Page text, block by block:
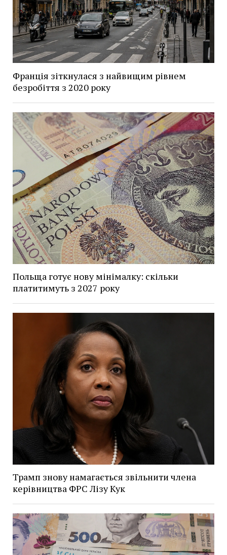
Франція зіткнулася з найвищим рівнем
безробіття з 2020 року
Польща готує нову мінімалку: скільки
платитимуть з 2027 року
Трамп знову намагається звільнити члена
керівництва ФРС Лізу Кук